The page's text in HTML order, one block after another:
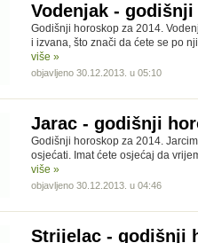
Vodenjak - godišnji
Godišnji horoskop za 2014.
i izvana, što znači da ćete se po
više »
objavljeno 30.12.2013. u 05:10
Jarac - godišnji
Godišnji horoskop za 2014.
osjećati. Imat ćete osjećaj da
više »
objavljeno 30.12.2013. u 04:46
Strijelac - godišnji